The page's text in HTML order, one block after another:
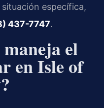
específica,
437-7747.
el
en Isle of